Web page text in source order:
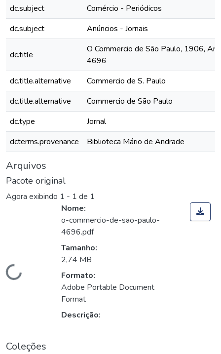
dc.subject
Comércio - Periódicos
dc.subject
Anúncios - Jornais
dc.title
O Commercio de São Paulo, 1906,
4696
dc.title.alternative
Commercio de S. Paulo
dc.title.alternative
Commercio de São Paulo
dc.type
Jornal
dcterms.provenance
Biblioteca Mário de Andrade
Arquivos
Pacote original
Agora exibindo 1 - 1 de 1
Carregando...
Nome:
o-commercio-de-sao-paulo-
4696.pdf
Tamanho:
2,74 MB
Formato:
Adobe Portable Document
Format
Descrição:
Coleções